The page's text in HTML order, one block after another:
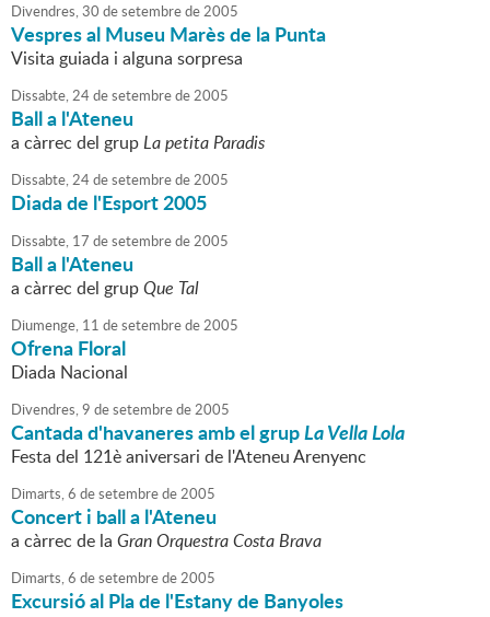
Divendres,30 desetembrede2005
Vespres al Museu Marès de la Punta
Visita guiada i alguna sorpresa
Dissabte,24desetembrede2005
Ball a l'Ateneu
a càrrec del grupLa petita Paradis
Dissabte,24desetembrede2005
Diada de l'Esport 2005
Dissabte, 17 desetembrede2005
Ball a l'Ateneu
a càrrec del grupQue Tal
Diumenge, 11 desetembrede2005
Ofrena Floral
Diada Nacional
Divendres,9 desetembrede2005
Cantada d'havaneres amb el grupLa Vella Lola
Festa del 121è aniversari de l'Ateneu Arenyenc
Dimarts,6 desetembrede2005
Concert i ball a l'Ateneu
a càrrec de la Gran Orquestra Costa Brava
Dimarts,6 desetembrede2005
Excursió al Pla de l'Estany de Banyoles